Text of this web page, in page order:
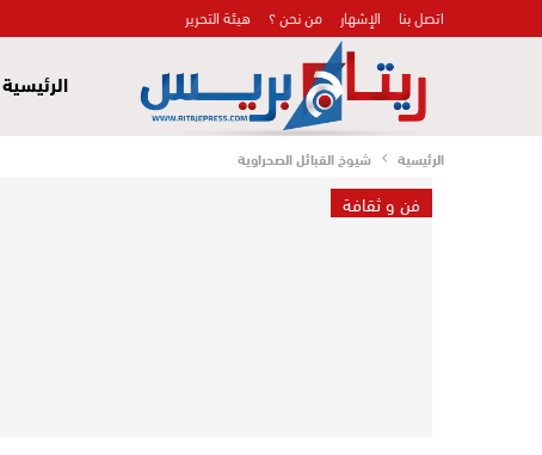
اتصل بنا الإشهار من نحن ؟ هيئة التحرير
الرئيسية
الرئيسية شيوخ القبائل الصحراوية
فن و ثقافة